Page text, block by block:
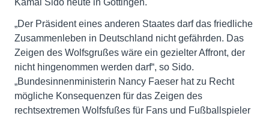
Kamal Sido heute in Göttingen.
„Der Präsident eines anderen Staates darf das friedliche
Zusammenleben in Deutschland nicht gefährden. Das
Zeigen des Wolfsgrußes wäre ein gezielter Affront, der
nicht hingenommen werden darf“, so Sido.
„Bundesinnenministerin Nancy Faeser hat zu Recht
mögliche Konsequenzen für das Zeigen des
rechtsextremen Wolfsfußes für Fans und Fußballspieler